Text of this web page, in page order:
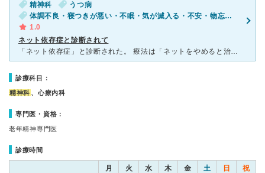
精神科
うつ病
体調不良・寝つきが悪い・不眠・気が滅入る・不安・物忘れがひどい
1.0
ネット依存症と診断されて
「ネット依存症」と診断された。 療法は「ネットをやめると治る」だそうだ。 ネットの広告費で生活費を稼いでいて、観たくもない動画や 海外のニュースサイトをチェックすることがネット依存症といえる
診療科目：
精神科 、心療内科
専門医・資格：
老年精神専門医
診療時間
月 火 水 木 金 土 日 祝